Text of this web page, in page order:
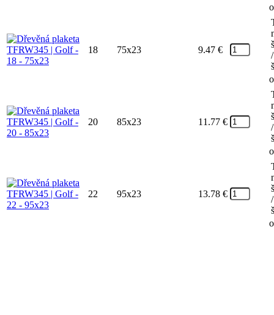
18 75x23 9.47 €
/
20 85x23 11.77 €
/
22 95x23 13.78 €
/